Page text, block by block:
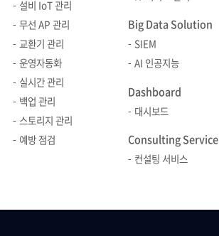
해결하기 위해, 다음과 같은 명확한
엔지니어링 목표를 수립했습니다.
“타겟 검증, 변환을 메서드 파라미터
주입 시점에 끝낸다” Spring MVC는
이미 @PathVariable,
@RequestParam,
@AuthenticationPrincipal과 같이
요청 데이터를 가공하여 컨트롤러
메서드 파라미터에 바인딩하는 표준화된
타겟 ID 추출 → 유효성 검증 → 도메인
설비 IoT 관리
무선 AP 관리
교환기 관리
운영자동화
실시간 관리
백업 관리
스토리지 관리
예방 점검
Big Data Solution
SIEM
AI 인공지능
Dashboard
대시보드
Consulting Service
컨설팅 서비스